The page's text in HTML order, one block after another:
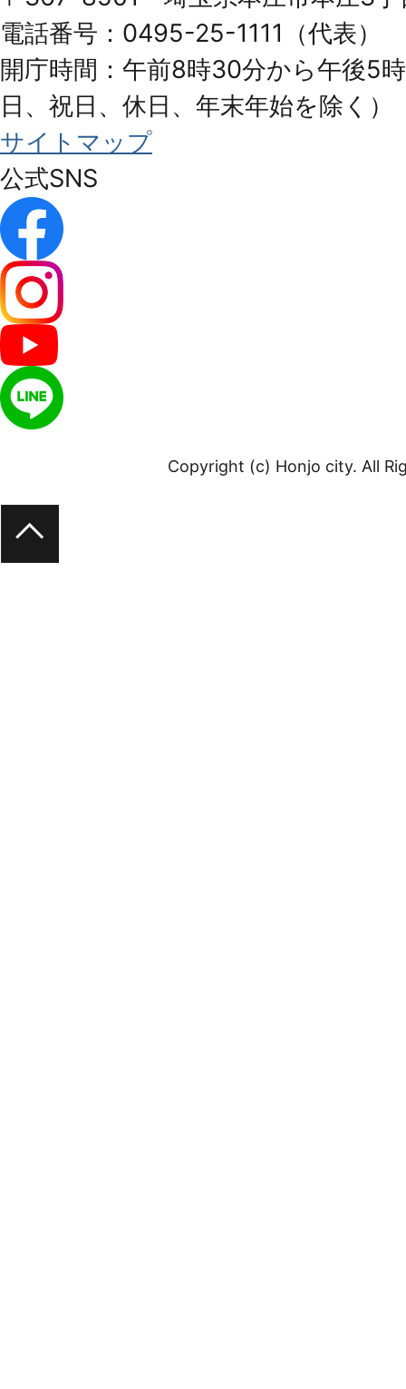
City
電話番号：0495-25-1111（代表）
開庁時間：午前8時30分から午後5
日、祝日、休日、年末年始を除く）
サイトマップ
公式SNS
Copyright (c) Honjo city. All